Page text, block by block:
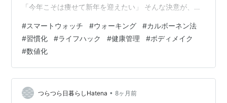
「今年こそは痩せて新年を迎えたい」 そんな決意が、忘
末。 私もかつては、ただ闇雲に長く歩くことで「頑張っ
た自分」に満足していました。しかし、カメラの露出を
感覚だけで決めないように、ダイエットという身体の変
革にも客観的なデータによる「裏付け」が必要です。 今
年の私は、手元にRedmi Watch 5 Activeという「外部観
測ユニッ…
#スマートウォッチ #ウォーキング #カルボーネン法
#習慣化 #ライフハック #健康管理 #ボディメイク
#数値化
つらつら日暮らしHatena • 8ヶ月前